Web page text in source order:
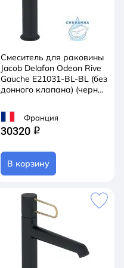
Смеситель для раковины
Jacob Delafon Odeon Rive
Gauche E21031-BL-BL (без
донного клапана) (черный
Франция
30320 q
В корзину